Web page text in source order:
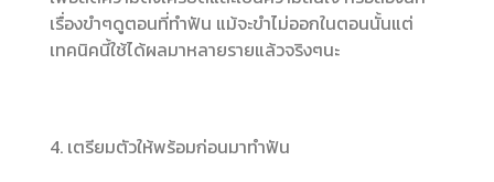
เรื่องขำๆดูตอนที่ทำฟัน แม้จะขำไม่ออกในตอนนั้นแต่
เทคนิคนี้ใช้ได้ผลมาหลายรายแล้วจริงๆนะ
4. เตรียมตัวให้พร้อมก่อนมาทำฟัน